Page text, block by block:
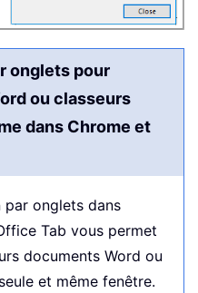
onglets pour
ou classeurs
dans Chrome et
onglets dans
Tab vous permet
documents Word ou
et même fenêtre.